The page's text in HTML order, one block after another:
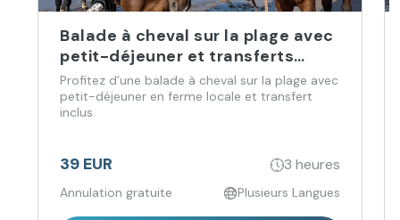
Balade à cheval sur la plage avec
petit-déjeuner et transferts
hôtel
Profitez d’une balade à cheval sur la plage avec
petit-déjeuner en ferme locale et transfert
inclus.
39 EUR 3 heures
Annulation gratuite Plusieurs Langues